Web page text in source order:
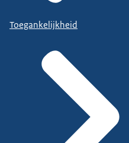
Toegankelijkheid